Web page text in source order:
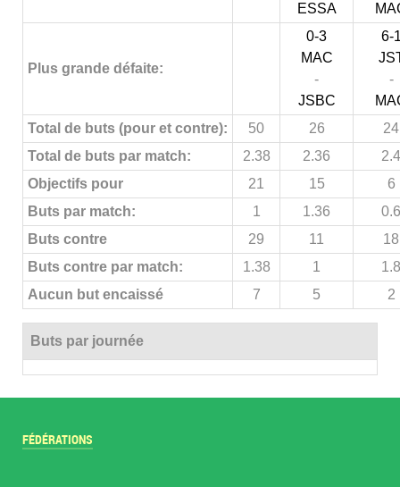
ESSA
Plus grande défaite:
0-3
MAC
-
JSBC
6-
-
Total de buts (pour et contre):
50 26
24
Total de buts par match:
2.38 2.36
2.4
Objectifs pour
21 15
6
Buts par match:
1 1.36
0.6
Buts contre
29 11
18
Buts contre par match:
1.38 1
1.8
Aucun but encaissé
7 5 2
Buts par journée
FÉDÉRATIONS